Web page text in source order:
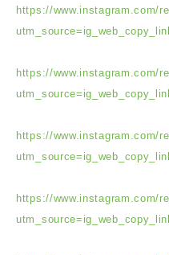
https://www.instagram.com/
https://www.instagram.com/
https://www.instagram.com/
https://www.instagram.com/